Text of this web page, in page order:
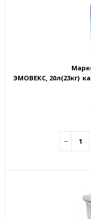
ЭМОВЕКС, 20л(23кг)
−